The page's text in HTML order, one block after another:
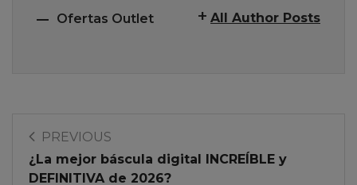
Ofertas Outlet All Author Posts
PREVIOUS
¿La mejor báscula digital INCREÍBLE y
DEFINITIVA de 2026?